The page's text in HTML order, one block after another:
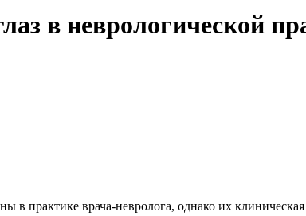
в неврологической
в практике врача-невролога, однако их